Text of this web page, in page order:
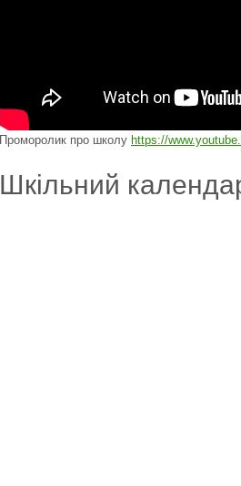
Проморолик про школу https://
Шкільний